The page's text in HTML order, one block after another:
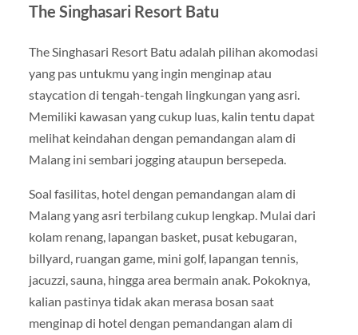
The Singhasari Resort Batu
The Singhasari Resort Batu adalah pilihan akomodasi
yang pas untukmu yang ingin menginap atau
staycation di tengah-tengah lingkungan yang asri.
Memiliki kawasan yang cukup luas, kalin tentu dapat
melihat keindahan dengan pemandangan alam di
Malang ini sembari jogging ataupun bersepeda.
Soal fasilitas, hotel dengan pemandangan alam di
Malang yang asri terbilang cukup lengkap. Mulai dari
kolam renang, lapangan basket, pusat kebugaran,
billyard, ruangan game, mini golf, lapangan tennis,
jacuzzi, sauna, hingga area bermain anak. Pokoknya,
kalian pastinya tidak akan merasa bosan saat
menginap di hotel dengan pemandangan alam di